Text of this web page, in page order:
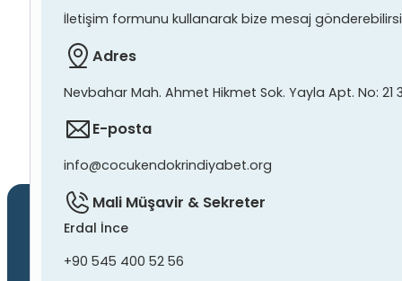
İletişim formunu kullanarak bize mesaj
Adres
Nevbahar Mah. Ahmet Hikmet Sok. Yayla Apt. No: 21
E-posta
info@cocukendokrindiyabet.org
Mali Müşavir & Sekreter
Erdal İnce
+90 545 400 52 56